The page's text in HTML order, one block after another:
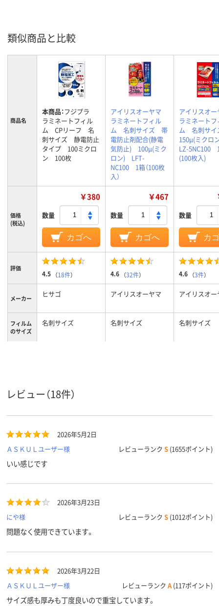
類似商品と比較
商品名
本商品：フジプラ
ラミネートフィル
ム CPリーフ 名
刺サイズ 静電防止
タイプ 100ミクロ
ン 100枚
アイリスオーヤマ
ラミネートフィル
ム 名刺サイズ 帯
電防止剤配合(静電
気防止) 100μ(ミク
ロン) LFT-
NC100 1箱（100枚
入）
アイリスオ
ラミネートフ
ム 名刺サ
150μ(ミク
LZ-5NC100
(100枚入)
価格
(税込)
￥380
数量
カゴへ
￥467
数量
カゴへ
数量
カ
評価
4.5 （18件） 4.6 （32件） 4.6 （3件）
メーカー ヒサゴ アイリスオーヤマ アイリスオー
フィルム
のサイズ
名刺サイズ 名刺サイズ 名刺サイズ
グロス
レビュー（18件）
2026年5月2日
ＡＳＫＵＬユーザー様
レビューランク S (1655ポイント)
いい感じです
2026年3月23日
にや様
レビューランク S (1012ポイント)
問題なく使用できています。
2026年3月22日
ＡＳＫＵＬユーザー様
レビューランク A (117ポイント)
サイズ感も厚みも丁度良いので重宝しています。